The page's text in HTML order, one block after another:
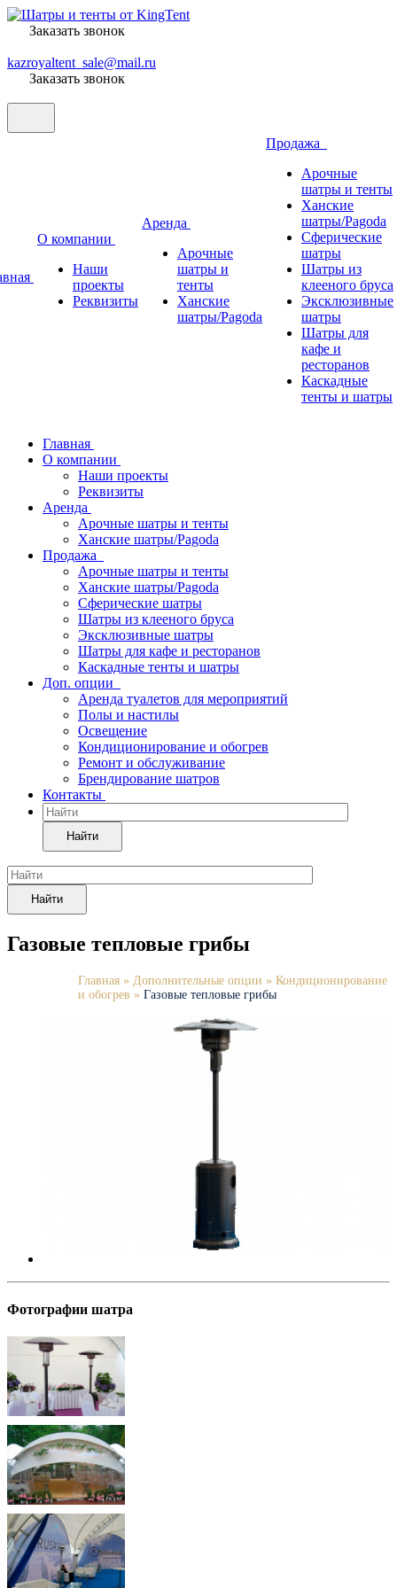
Заказать звонок
kazroyaltent_sale@mail.ru
Заказать звонок
О компании
Наши
проекты
Реквизиты
Аренда
Арочные
шатры и
тенты
Ханские
шатры/Pagoda
Продажа
Арочные
шатры и тенты
Ханские
шатры/Pagoda
Сферические
шатры
Шатры из
клееного бруса
Эксклюзивные
шатры
Шатры для
кафе и
ресторанов
Каскадные
тенты и шатры
Главная
О компании
Наши проекты
Реквизиты
Аренда
Арочные шатры и тенты
Ханские шатры/Pagoda
Продажа
Арочные шатры и тенты
Ханские шатры/Pagoda
Сферические шатры
Шатры из клееного бруса
Эксклюзивные шатры
Шатры для кафе и ресторанов
Каскадные тенты и шатры
Доп. опции
Аренда туалетов для мероприятий
Полы и настилы
Освещение
Кондиционирование и обогрев
Ремонт и обслуживание
Брендирование шатров
Контакты
Найти
Найти
Газовые тепловые грибы
Главная » Дополнительные опции » Кондиционирование
и обогрев » Газовые тепловые грибы
Фотографии шатра